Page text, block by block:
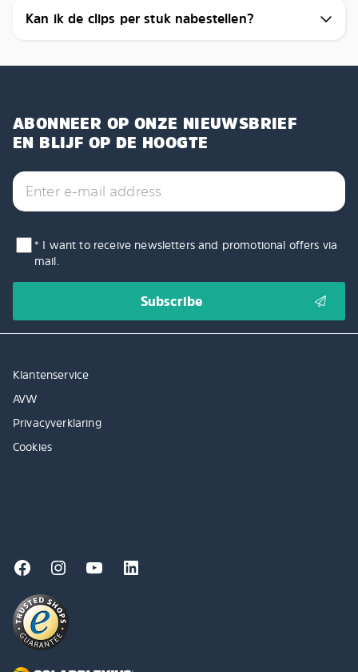
Kan ik de clips per stuk nabestellen?
ABONNEER OP ONZE NIEUWSBRIEF
EN BLIJF OP DE HOOGTE
* I want to receive newsletters and promotional offers via
mail.
Klantenservice
AVW
Privacyverklaring
Cookies